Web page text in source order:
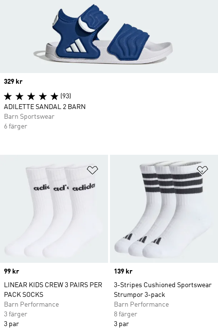
Lägg till på önskelistan
Price
99 kr
LINEAR KIDS CREW 3 PAIRS PER
PACK SOCKS
Barn Performance
3 färger
3 par
Price
139 kr
3-Stripes Cushioned Sportswear
Strumpor 3-pack
Barn Performance
8 färger
3 par
Price
329 kr
(93)
ADILETTE SANDAL 2 BARN
Barn Sportswear
6 färger